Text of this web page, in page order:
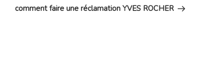
suivant
comment faire une réclamation YVES ROCHER